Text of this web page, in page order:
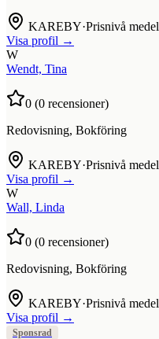
KAREBY·Prisnivå medel
Visa profil →
W
Wendt, Tina
0 (0 recensioner)
Redovisning, Bokföring
KAREBY·Prisnivå medel
Visa profil →
W
Wall, Linda
0 (0 recensioner)
Redovisning, Bokföring
KAREBY·Prisnivå medel
Visa profil →
Sponsrad